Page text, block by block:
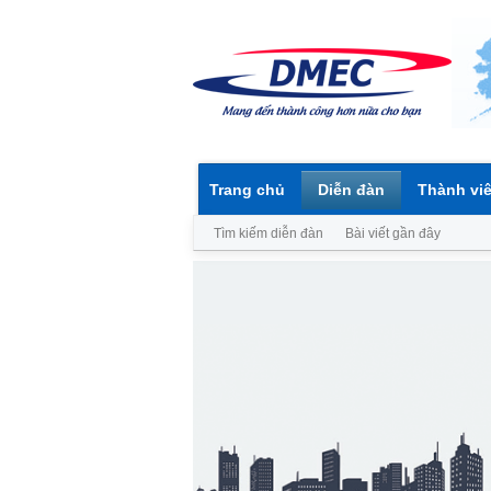
Trang chủ Diễn đàn
Tìm kiếm diễn đàn Bài viết gần đây
Thành